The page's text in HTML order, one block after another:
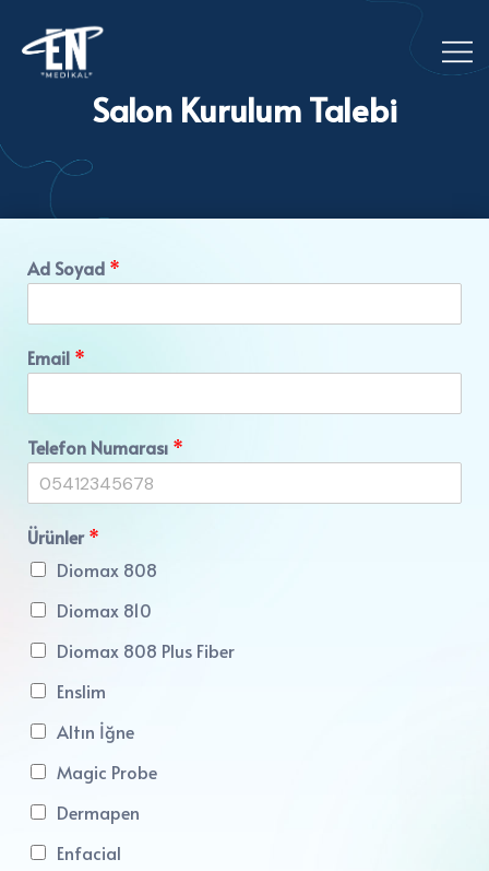
Salon Kurulum Talebi
Ad Soyad *
Email *
Telefon Numarası *
Ürünler*
Diomax 808
Diomax 810
Diomax 808 Plus Fiber
Enslim
Altın İğne
Magic Probe
Dermapen
Enfacial